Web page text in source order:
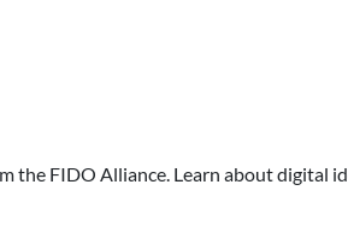
the FIDO Alliance. Learn about